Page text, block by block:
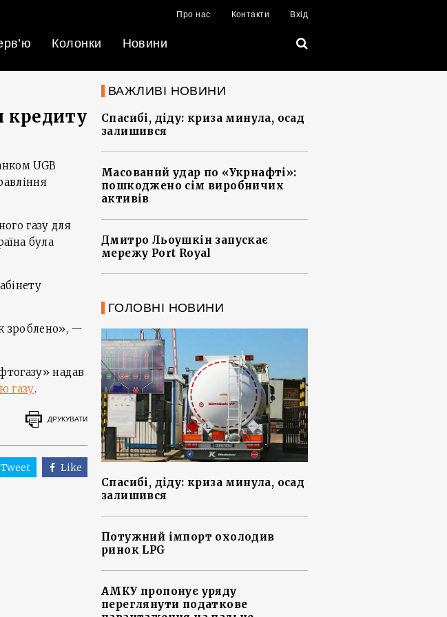
Про нас Контакти Вхід
Колонки Новини
кредиту
UGB
газу для
була
зроблено», —
надав
газу.
ДРУКУВАТИ
Tweet Like
ВАЖЛИВІ НОВИНИ
Спасибі, діду: криза минула, осад
залишився
Масований удар по «Укрнафті»:
пошкоджено сім виробничих
активів
Дмитро Льоушкін запускає
мережу Port Royal
ГОЛОВНІ НОВИНИ
Спасибі, діду: криза минула, осад
залишився
Потужний імпорт охолодив
ринок LPG
АМКУ пропонує уряду
переглянути податкове